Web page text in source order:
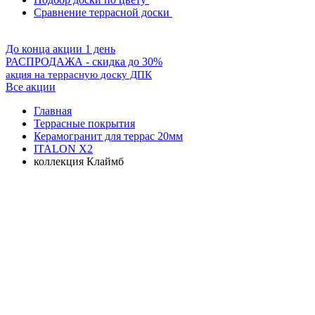
Сравнение террасной доски
До конца акции 1 день
РАСПРОДАЖА - скидка до 30%
акция на террасную доску ДПК
Все акции
Главная
Террасные покрытия
Керамогранит для террас 20мм
ITALON X2
коллекция Клаймб